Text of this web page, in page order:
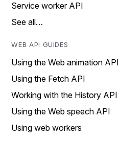
Service worker API
See all…
WEB API GUIDES
Using the Web animation API
Using the Fetch API
Working with the History API
Using the Web speech API
Using web workers